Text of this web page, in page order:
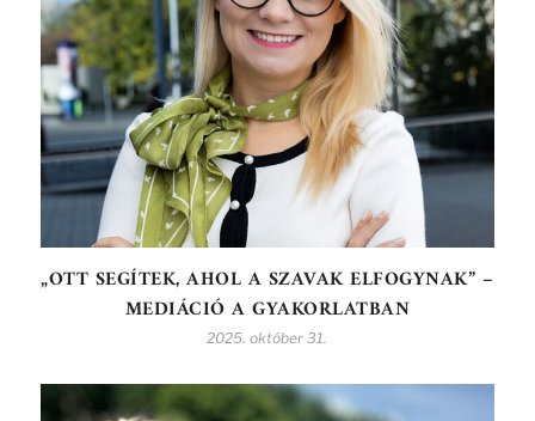
„OTT SEGÍTEK, AHOL A SZAVAK ELFOGYNAK” –
MEDIÁCIÓ A GYAKORLATBAN
2025. október 31.